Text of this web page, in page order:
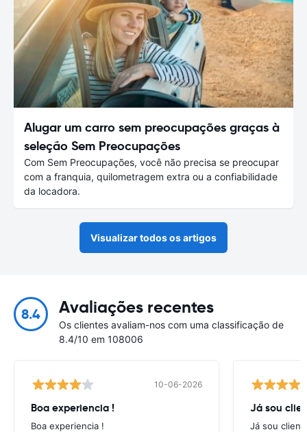
Alugar um carro sem preocupações graças à
seleção Sem Preocupações
Com Sem Preocupações, você não precisa se preocupar
com a franquia, quilometragem extra ou a confiabilidade
da locadora.
Visualizar todos os artigos
8.4 Avaliações recentes
Os clientes avaliam-nos com uma classificação de
8.4/10 em 108006
10-06-2026
Boa experiencia !
Boa experiencia !
Já sou
Já sou